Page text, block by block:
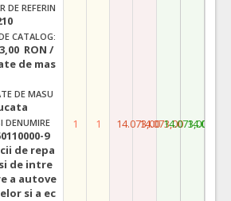
DE REFERIN
CATALOG:
RON /
de mas
DE MASU
DENUMIRE
9
de repa
de intre
a autove
si a ec
1 1 14.073,0014.073,0014.073,00